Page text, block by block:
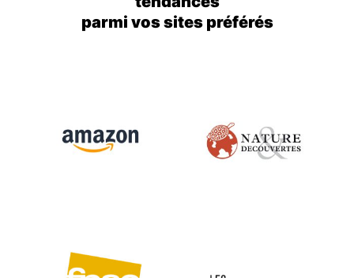
parmi vos sites préférés